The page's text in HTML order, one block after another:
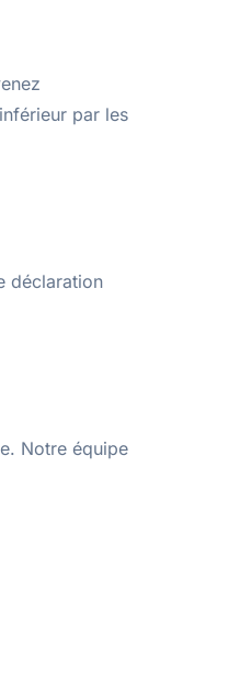
par les
déclaration
Notre équipe